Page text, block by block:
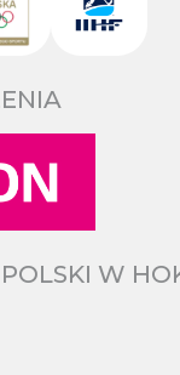
W